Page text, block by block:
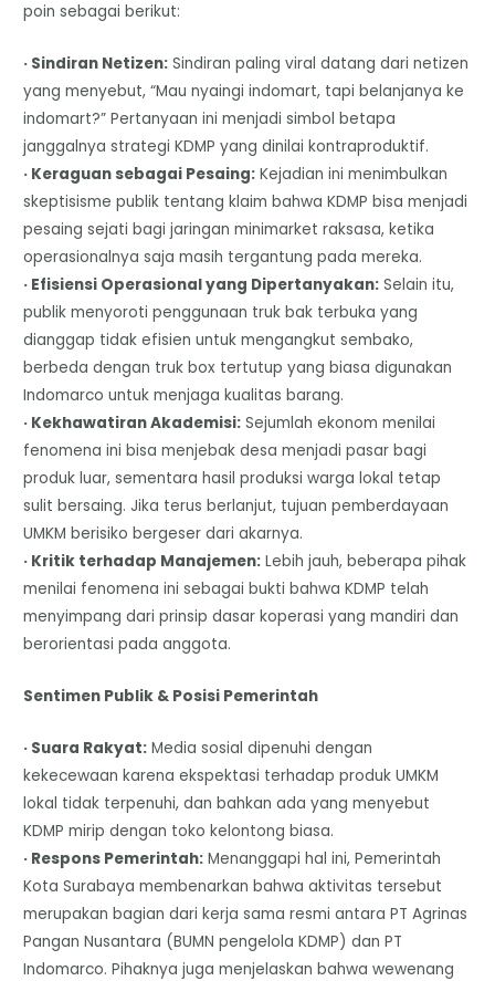
poin sebagai berikut:
· Sindiran Netizen: Sindiran paling viral datang dari netizen
yang menyebut, “Mau nyaingi indomart, tapi belanjanya ke
indomart?” Pertanyaan ini menjadi simbol betapa
janggalnya strategi KDMP yang dinilai kontraproduktif.
· Keraguan sebagai Pesaing: Kejadian ini menimbulkan
skeptisisme publik tentang klaim bahwa KDMP bisa menjadi
pesaing sejati bagi jaringan minimarket raksasa, ketika
operasionalnya saja masih tergantung pada mereka.
· Efisiensi Operasional yang Dipertanyakan: Selain itu,
publik menyoroti penggunaan truk bak terbuka yang
dianggap tidak efisien untuk mengangkut sembako,
berbeda dengan truk box tertutup yang biasa digunakan
Indomarco untuk menjaga kualitas barang.
· Kekhawatiran Akademisi: Sejumlah ekonom menilai
fenomena ini bisa menjebak desa menjadi pasar bagi
produk luar, sementara hasil produksi warga lokal tetap
sulit bersaing. Jika terus berlanjut, tujuan pemberdayaan
UMKM berisiko bergeser dari akarnya.
· Kritik terhadap Manajemen: Lebih jauh, beberapa pihak
menilai fenomena ini sebagai bukti bahwa KDMP telah
menyimpang dari prinsip dasar koperasi yang mandiri dan
berorientasi pada anggota.
Sentimen Publik & Posisi Pemerintah
· Suara Rakyat: Media sosial dipenuhi dengan
kekecewaan karena ekspektasi terhadap produk UMKM
lokal tidak terpenuhi, dan bahkan ada yang menyebut
KDMP mirip dengan toko kelontong biasa.
· Respons Pemerintah: Menanggapi hal ini, Pemerintah
Kota Surabaya membenarkan bahwa aktivitas tersebut
merupakan bagian dari kerja sama resmi antara PT Agrinas
Pangan Nusantara (BUMN pengelola KDMP) dan PT
Indomarco. Pihaknya juga menjelaskan bahwa wewenang